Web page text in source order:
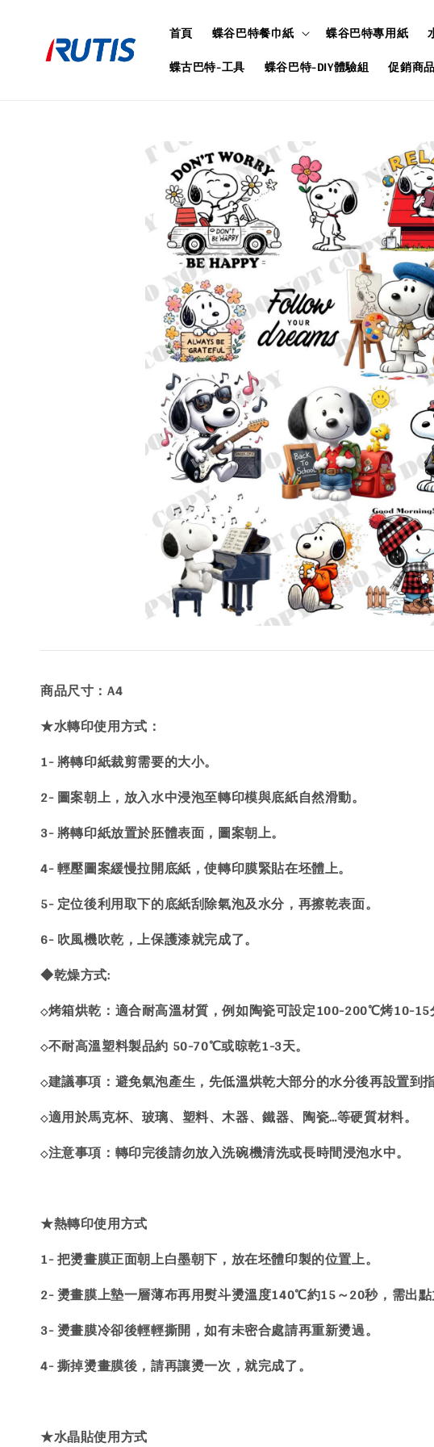
首頁 蝶谷巴特餐巾紙 蝶谷巴特專用紙
蝶古巴特-工具
蝶谷巴特-DIY體驗組 促銷商
商品尺寸：A4
★水轉印使用方式：
1- 將轉印紙裁剪需要的大小。
2- 圖案朝上，放入水中浸泡至轉印模與底紙自然滑動。
3- 將轉印紙放置於胚體表面，圖案朝上。
4- 輕壓圖案緩慢拉開底紙，使轉印膜緊貼在坯體上。
5- 定位後利用取下的底紙刮除氣泡及水分，再擦乾表面。
6- 吹風機吹乾，上保護漆就完成了。
◆乾燥方式:
◇烤箱烘乾：適合耐高溫材質，例如陶瓷可設定100-200℃烤10-15
◇不耐高溫塑料製品約 50-70℃或晾乾1-3天。
◇建議事項：避免氣泡產生，先低溫烘乾大部分的水分後再設置到
◇適用於馬克杯、玻璃、塑料、木器、鐵器、陶瓷…等硬質材料。
◇注意事項：轉印完後請勿放入洗碗機清洗或長時間浸泡水中。
★熱轉印使用方式
1- 把燙畫膜正面朝上白墨朝下，放在坯體印製的位置上。
2- 燙畫膜上墊一層薄布再用熨斗燙溫度140℃約15～20秒，需出點
3- 燙畫膜冷卻後輕輕撕開，如有未密合處請再重新燙過。
4- 撕掉燙畫膜後，請再讓燙一次，就完成了。
★水晶貼使用方式